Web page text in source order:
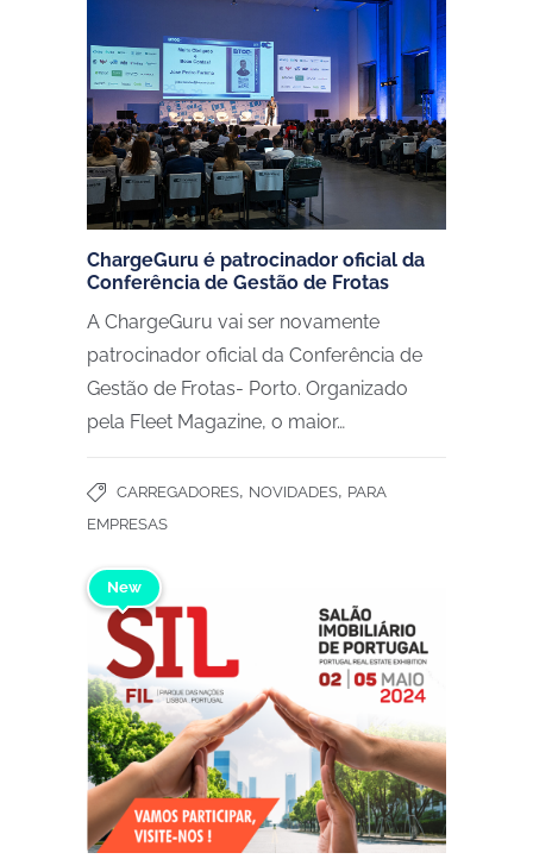
ChargeGuru é patrocinador oficial da
Conferência de Gestão de Frotas
A ChargeGuru vai ser novamente
patrocinador oficial da Conferência de
Gestão de Frotas- Porto. Organizado
pela Fleet Magazine, o maior…
CARREGADORES, NOVIDADES, PARA
EMPRESAS
New